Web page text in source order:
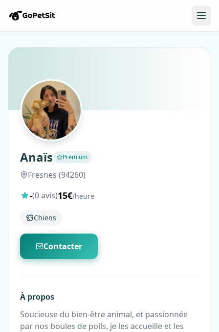
Anaïs Premium
Fresnes (94260)
-(0 avis)15€/heure
Chiens
Contacter
À propos
Soucieuse du bien-être animal, et passionnée
par nos boules de poils, je les accueille et les